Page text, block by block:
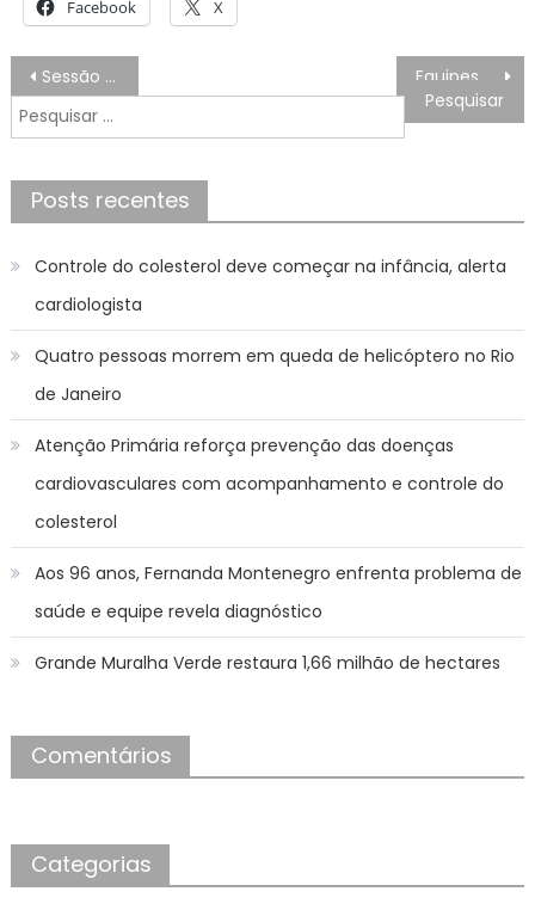
Facebook X
Navegação
de
Post
Sessão da Tarde exibe Hoje Terça (29/10) na Globo – A Guerra dos Sexos
Pesquisar
por:
Posts recentes
Controle do colesterol deve começar na infância, alerta
cardiologista
Quatro pessoas morrem em queda de helicóptero no Rio
de Janeiro
Atenção Primária reforça prevenção das doenças
cardiovasculares com acompanhamento e controle do
colesterol
Aos 96 anos, Fernanda Montenegro enfrenta problema de
saúde e equipe revela diagnóstico
Grande Muralha Verde restaura 1,66 milhão de hectares
Comentários
Categorias